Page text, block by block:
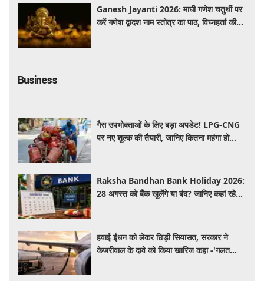
Ganesh Jayanti 2026: माघी गणेश चतुर्थी पर
करें गणेश द्वादश नाम स्तोत्र का पाठ, विघ्नहर्ता की
Business
गैस उपभोक्ताओं के लिए बड़ा अपडेट! LPG-CNG
पर नए शुल्क की तैयारी, जानिए कितना महंगा हो
Raksha Bandhan Bank Holiday 2026:
28 अगस्त को बैंक खुलेंगे या बंद? जानिए कहां रहेगी
हवाई ईंधन को लेकर छिड़ी सियासत, सरकार ने
केजरीवाल के दावे को किया खारिज कहा -'गलत